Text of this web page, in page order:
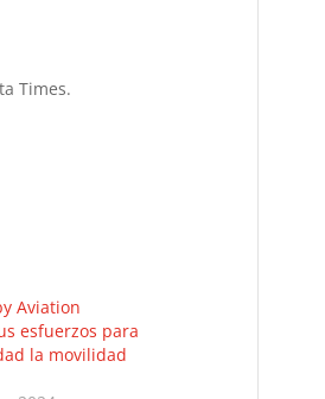
Times.
Aviation
esfuerzos para
la movilidad